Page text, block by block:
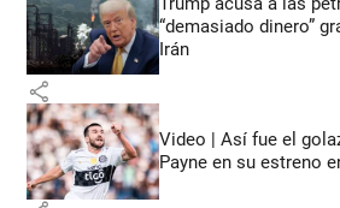
“demasiado dinero”
Irán
share
Video | Así fue el
Payne en su estreno